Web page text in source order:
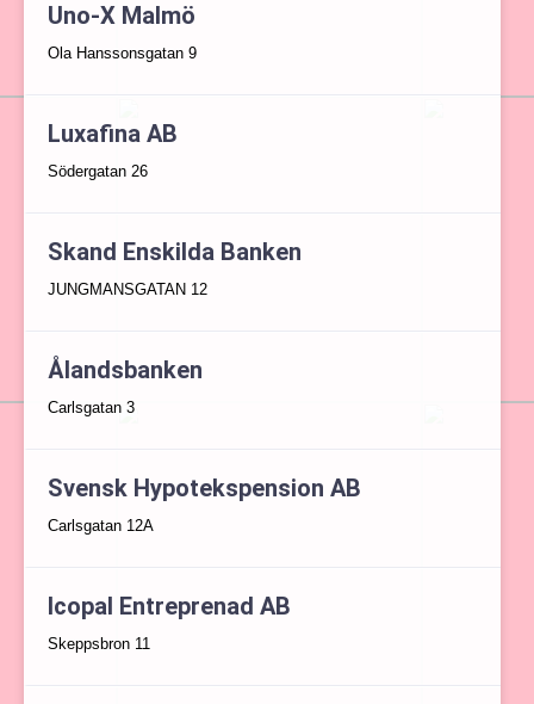
Uno-X Malmö
Ola Hanssonsgatan 9
Luxafina AB
Södergatan 26
Skand Enskilda Banken
JUNGMANSGATAN 12
Ålandsbanken
Carlsgatan 3
Svensk Hypotekspension AB
Carlsgatan 12A
Icopal Entreprenad AB
Skeppsbron 11